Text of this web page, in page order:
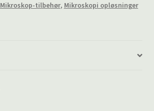
Mikroskop-tilbehør, Mikroskopi opløsninger